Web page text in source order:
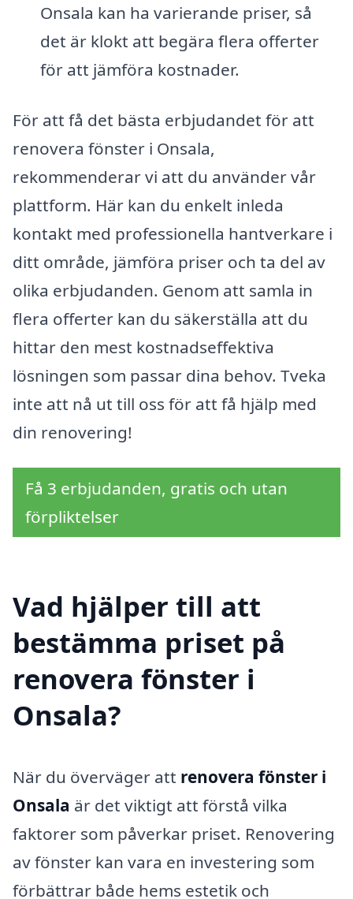
Onsala kan ha varierande priser, så
det är klokt att begära flera offerter
för att jämföra kostnader.
För att få det bästa erbjudandet för att
renovera fönster i Onsala,
rekommenderar vi att du använder vår
plattform. Här kan du enkelt inleda
kontakt med professionella hantverkare i
ditt område, jämföra priser och ta del av
olika erbjudanden. Genom att samla in
flera offerter kan du säkerställa att du
hittar den mest kostnadseffektiva
lösningen som passar dina behov. Tveka
inte att nå ut till oss för att få hjälp med
din renovering!
Få 3 erbjudanden, gratis och utan
förpliktelser
Vad hjälper till att
bestämma priset på
renovera fönster i
Onsala?
När du överväger att renovera fönster i
Onsala är det viktigt att förstå vilka
faktorer som påverkar priset. Renovering
av fönster kan vara en investering som
förbättrar både hems estetik och